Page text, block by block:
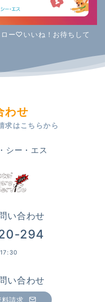
ー♡いいね！お待ちして
わせ
求はこちらから
シー・エス
い合わせ
294
い合わせ
料請求